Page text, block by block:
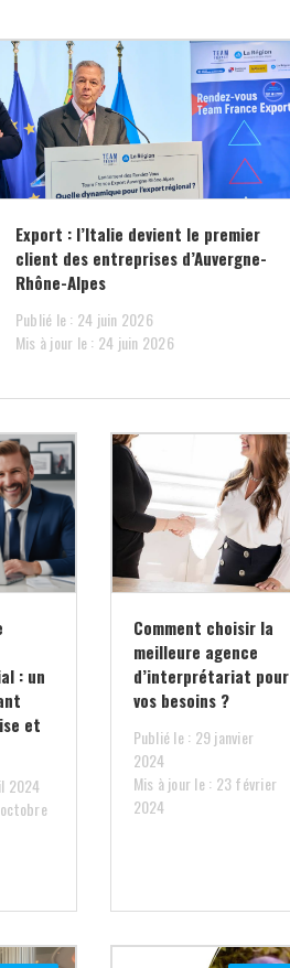
Export : l’Italie devient le premier
client des entreprises d’Auvergne-
Rhône-Alpes
Publié le : 24 juin 2026
Mis à jour le : 24 juin 2026
: un
et
2024
Comment choisir la
meilleure agence
d’interprétariat pour
vos besoins ?
Publié le : 29 janvier
2024
Mis à jour le : 23 février
2024